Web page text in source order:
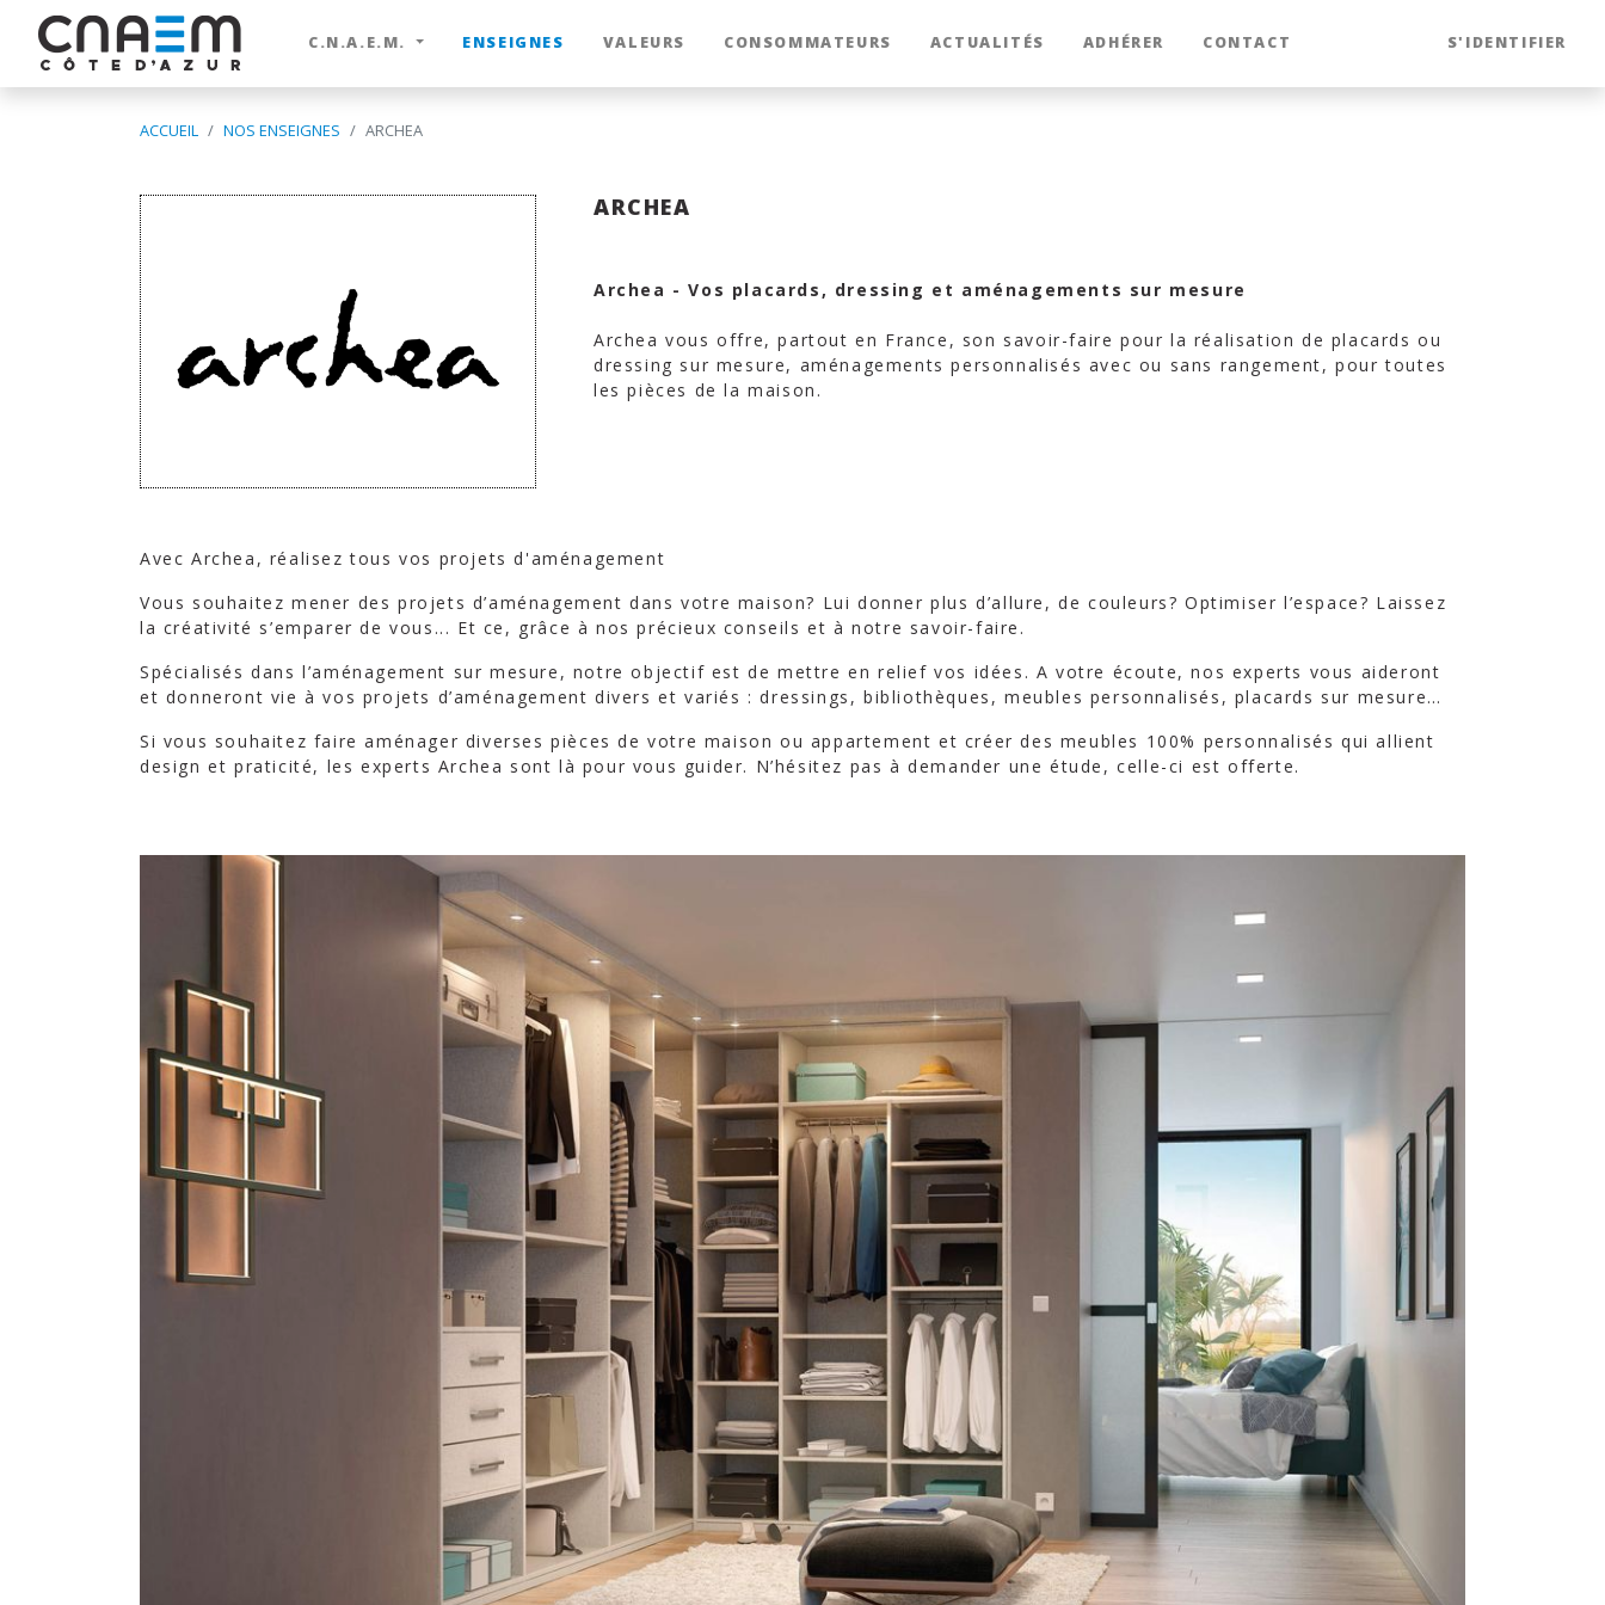
C.N.A.E.M. ENSEIGNES VALEURS CONSOMMATEURS ACTUALITÉS ADHÉRER CONTACT S'IDENTIFIER
ACCUEIL NOS ENSEIGNES ARCHEA
ARCHEA
Archea - Vos placards, dressing et aménagements sur mesure
Archea vous offre, partout en France, son savoir-faire pour la réalisation de placards ou
dressing sur mesure, aménagements personnalisés avec ou sans rangement, pour toutes
les pièces de la maison.
Avec Archea, réalisez tous vos projets d'aménagement
Vous souhaitez mener des projets d’aménagement dans votre maison? Lui donner plus d’allure, de couleurs? Optimiser l’espace? Laissez
la créativité s’emparer de vous... Et ce, grâce à nos précieux conseils et à notre savoir-faire.
Spécialisés dans l’aménagement sur mesure, notre objectif est de mettre en relief vos idées. A votre écoute, nos experts vous aideront
et donneront vie à vos projets d’aménagement divers et variés : dressings, bibliothèques, meubles personnalisés, placards sur mesure…
Si vous souhaitez faire aménager diverses pièces de votre maison ou appartement et créer des meubles 100% personnalisés qui allient
design et praticité, les experts Archea sont là pour vous guider. N’hésitez pas à demander une étude, celle-ci est offerte.